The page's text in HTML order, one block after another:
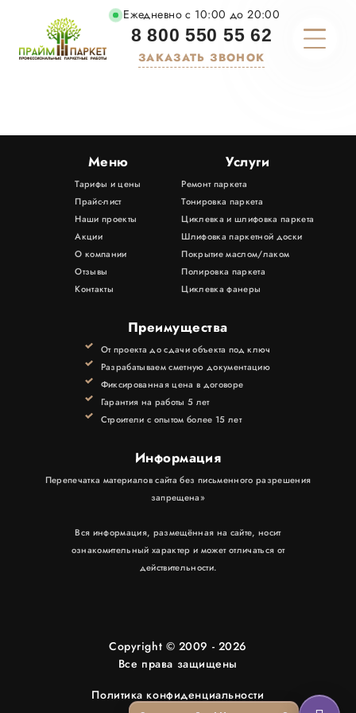
Ежедневно с 10:00 до 20:00
8 800 550 55 62
ЗАКАЗАТЬ ЗВОНОК
ТАРИФЫ И ЦЕНЫ
УСЛУГИ
МАТЕРИАЛЫ
ПОРТФОЛИО
КОНТАКТЫ
Меню
Тарифы и цены
Прайс-лист
Наши проекты
Акции
О компании
Отзывы
Контакты
Услуги
Ремонт паркета
Тонировка паркета
Циклевка и шлифовка паркета
Шлифовка паркетной доски
Покрытие маслом/лаком
Полировка паркета
Циклевка фанеры
Преимущества
От проекта до сдачи объекта под ключ
Разрабатываем сметную документацию
Фиксированная цена в договоре
Гарантия на работы 5 лет
Строители с опытом более 15 лет
Информация
Перепечатка материалов сайта без письменного разрешения
запрещена»
Вся информация, размещённая на сайте, носит
ознакомительный характер и может отличаться от
действительности.
Copyright © 2009 - 2026
Все права защищены
Политика конфиденциальности